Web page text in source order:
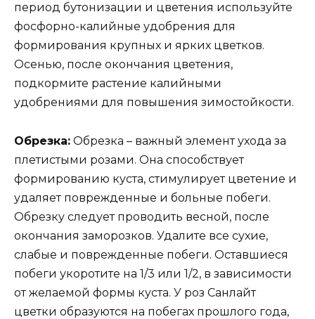
период бутонизации и цветения используйте
фосфорно-калийные удобрения для
формирования крупных и ярких цветков.
Осенью, после окончания цветения,
подкормите растение калийными
удобрениями для повышения зимостойкости.
Обрезка: Обрезка – важный элемент ухода за
плетистыми розами. Она способствует
формированию куста, стимулирует цветение и
удаляет поврежденные и больные побеги.
Обрезку следует проводить весной, после
окончания заморозков. Удалите все сухие,
слабые и поврежденные побеги. Оставшиеся
побеги укоротите на 1/3 или 1/2, в зависимости
от желаемой формы куста. У роз Санлайт
цветки образуются на побегах прошлого года,